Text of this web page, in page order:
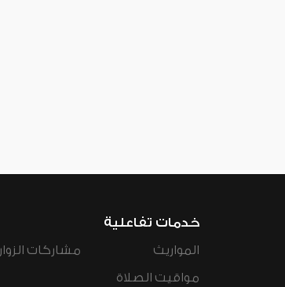
خدمات تفاعلية
المواريث
مواقيت الصلاة
مشاركات الزوار